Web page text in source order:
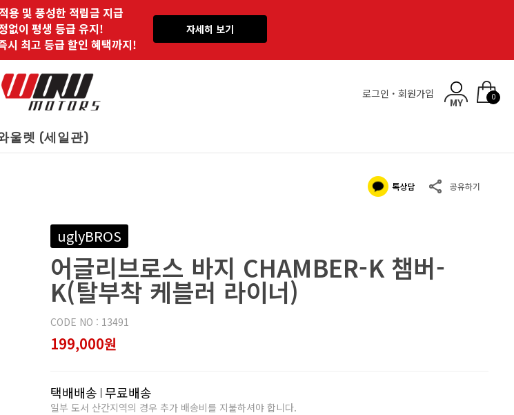
용 및 풍성한 적립금 지급
없이 평생 등급 유지!
시 최고 등급 할인 혜택까지!
자세히 보기
로그인 · 회원가입 0
울렛 (세일관)
uglyBROS
어글리브로스 바지 CHAMBER-K 챔버-
K(탈부착 케블러 라이너)
CODE NO : 13491
199,000원
택배배송 무료배송
일부 도서 산간지역의 경우 추가 배송비를 지불하셔야 합니다.